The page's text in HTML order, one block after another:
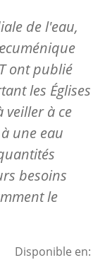
de l'eau,
ont publié
les Églises
veiller à ce
une eau
besoins
le
Disponible en: